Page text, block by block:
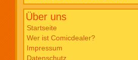
Lübbe Odette, Tessonja: Fair Isle
Trilogie PB #3 To Spark a Fae War €
18,00 Bramble Hardcover Priest: Lie
Huo Jiao Chou HC #1 Drowning
Sorrows in Raging Fire € 25,00
Über uns
Startseite
Wer ist Comicdealer?
Impressum
Datenschutz